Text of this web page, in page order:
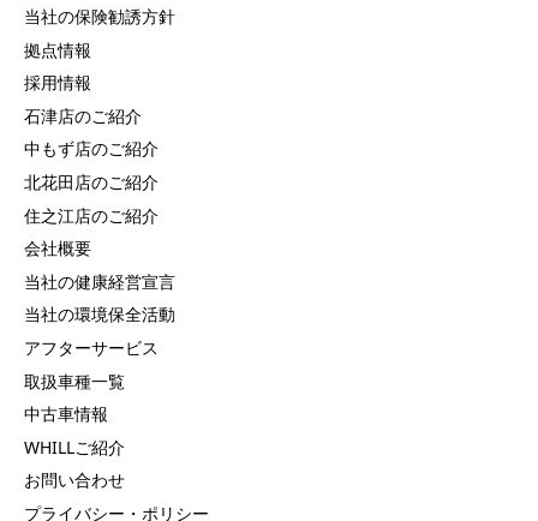
当社の保険勧誘方針
拠点情報
採用情報
石津店のご紹介
中もず店のご紹介
北花田店のご紹介
住之江店のご紹介
会社概要
当社の健康経営宣言
当社の環境保全活動
アフターサービス
取扱車種一覧
中古車情報
WHILLご紹介
お問い合わせ
プライバシー・ポリシー